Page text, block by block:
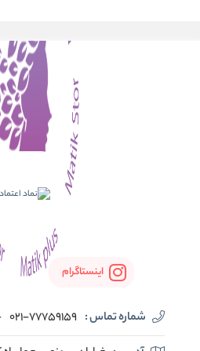
اینستاگرام
شماره تماس : 021-77759159